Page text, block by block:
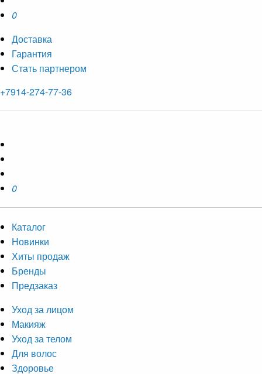
0
Доставка
Гарантия
Стать партнером
+7914-274-77-36
0
Каталог
Новинки
Хиты продаж
Бренды
Предзаказ
Уход за лицом
Макияж
Уход за телом
Для волос
Здоровье